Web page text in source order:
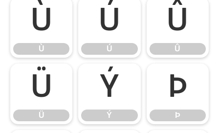
Ù
Ù
Ú
Ú
Û
Û
Ü
Ü
Ý
Ý
Þ
Þ